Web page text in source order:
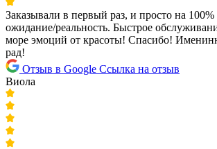
Заказывали в первый раз, и просто на 100%
ожидание/реальность. Быстрое
море эмоций от красоты! Спасибо!
рад!
Отзыв в Google Ссылка на отзыв
Виола